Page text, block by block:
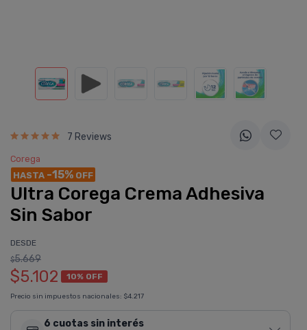
7 Reviews
Corega
HASTA -15% OFF
Ultra Corega Crema Adhesiva
Sin Sabor
DESDE
$5.669
$5.102 10% OFF
Precio sin impuestos nacionales: $4.217
6 cuotas sin interés